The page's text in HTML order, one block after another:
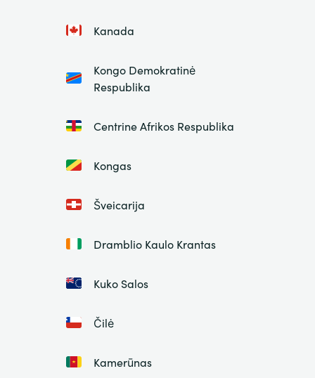
Kanada
Kongo Demokratinė
Respublika
Centrine Afrikos Respublika
Kongas
Šveicarija
Dramblio Kaulo Krantas
Kuko Salos
Čilė
Kamerūnas